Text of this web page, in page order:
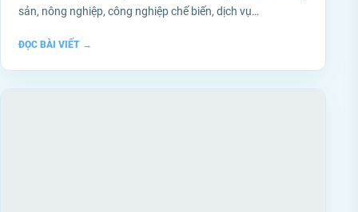
sản, nông nghiệp, công nghiệp chế biến, dịch vụ…
ĐỌC BÀI VIẾT →